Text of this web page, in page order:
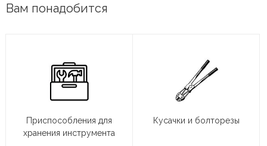
Вам понадобится
Приспособления для
хранения инструмента
Кусачки и болторезы